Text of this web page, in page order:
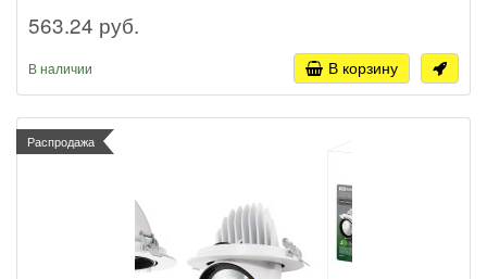
563.24 руб.
В наличии В корзину
Распродажа